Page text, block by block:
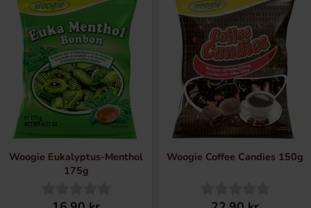
Woogie Eukalyptus-Menthol
175g
Woogie Coffee Candies 150g